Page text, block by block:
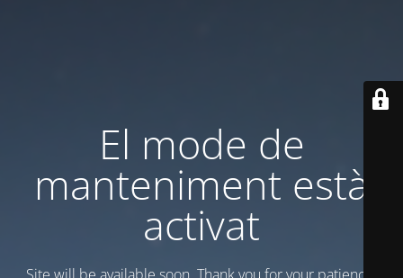
El mode de
manteniment està
activat